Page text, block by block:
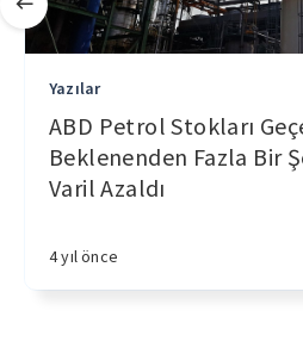
Yazılar
ABD Petrol Stokları
Beklenenden Fazla Bir
Varil Azaldı
4 yıl önce